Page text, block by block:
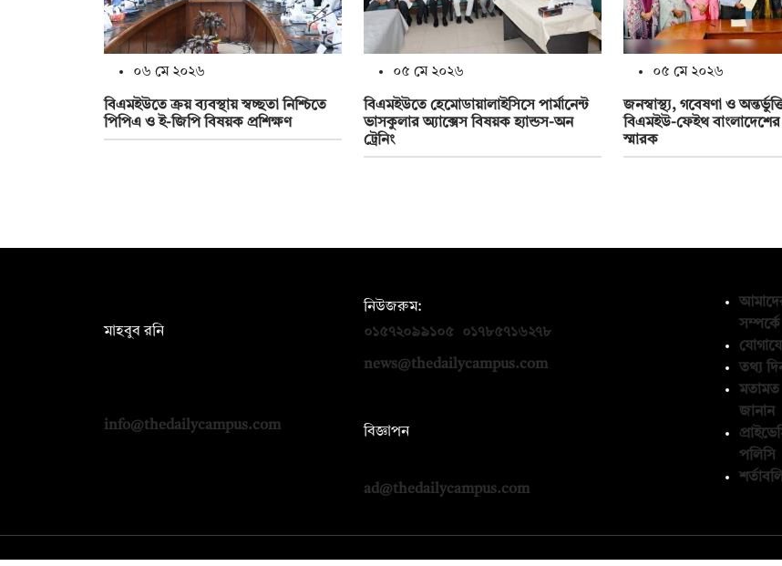
০৬ মে ২০২৬
বিএমইউতে ক্রয় ব্যবস্থায় স্বচ্ছতা নিশ্চিতে
পিপিএ ও ই-জিপি বিষয়ক প্রশিক্ষণ
০৫ মে ২০২৬
বিএমইউতে হেমোডায়ালাইসিসে পার্মানেন্ট
ভাসকুলার অ্যাক্সেস বিষয়ক হ্যান্ডস-অন
ট্রেনিং
০৫ মে ২০২৬
জনস্বাস্থ্য, গবেষণা ও
বিএমইউ-ফেইথ
স্মারক
মাহবুব রনি
info@thedailycampus.com
নিউজরুম:
০১৫৭২০৯৯১০৫
০১৭৮৫৭১৬২৭৮
news@thedailycampus.com
বিজ্ঞাপন
ad@thedailycampus.com
সম্পর্কে
তথ্য
মতামত
জানান
পলিসি
© কপিরাইট 2026, দ্য ডেইলি ক্যাম্পাস লিমিটেড